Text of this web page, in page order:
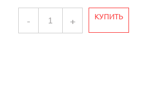
- + КУПИТЬ